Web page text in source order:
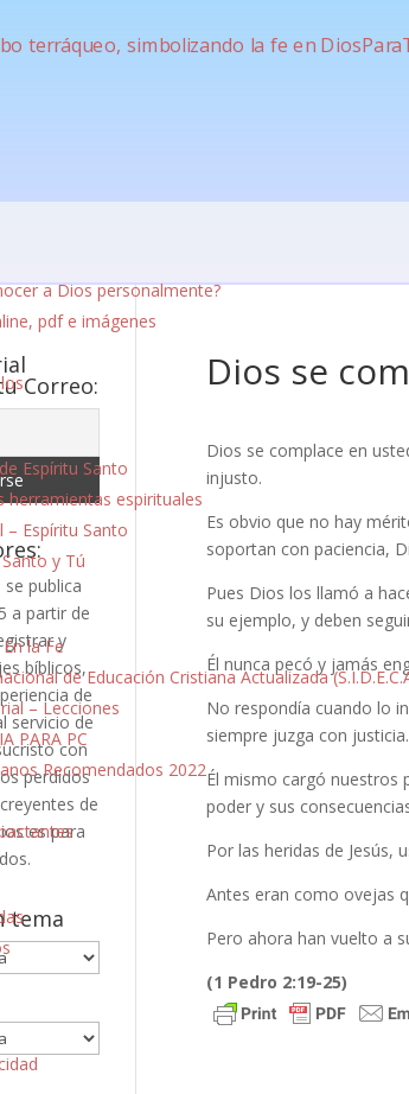
a Dios personalmente?
pdf e imágenes
Espíritu Santo
herramientas espirituales
Espíritu Santo
y Tú
la Fe
de Educación Cristiana Actualizada
– Lecciones
PARA PC
Recomendados 2022
Dios se
Dios se complace en
injusto.
Es obvio que no hay
soportan con paciencia,
Pues Dios los llamó a
su ejemplo, y deben
Él nunca pecó y jamás
No respondía cuando lo
siempre juzga con justicia.
Él mismo cargó nuestros
poder y sus
Por las heridas de Jesús,
Antes eran como ovejas
Pero ahora han vuelto a
(1 Pedro 2:19-25)
Correo:
publica
a partir de
y
bíblicos,
de
servicio de
con
perdidos
de
es para
tema